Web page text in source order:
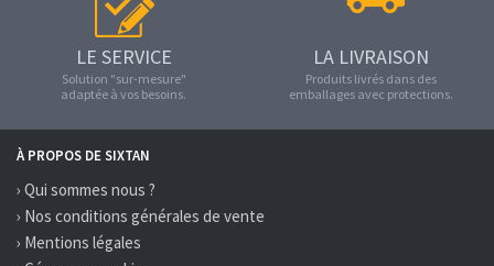
LE SERVICE
Solution "sur-mesure"
adaptée à vos besoins.
LA LIVRAISON
Produits livrés dans des
emballages avec protections.
À PROPOS DE SIXTAN
› Qui sommes nous ?
› Nos conditions générales de vente
› Mentions légales